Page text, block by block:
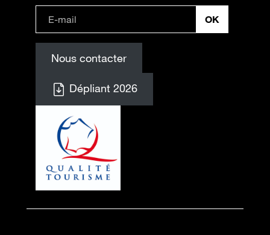
Nous contacter
Dépliant 2026